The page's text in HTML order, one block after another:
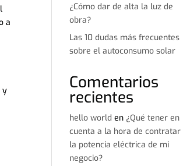
a
y
¿Cómo dar de alta la luz de
obra?
Las 10 dudas más frecuentes
sobre el autoconsumo solar
Comentarios
recientes
hello world en ¿Qué tener en
cuenta a la hora de contratar
la potencia eléctrica de mi
negocio?